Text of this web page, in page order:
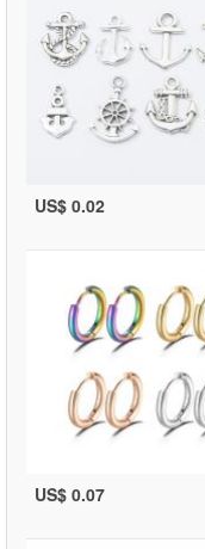
US$ 0.02
US$ 0.07